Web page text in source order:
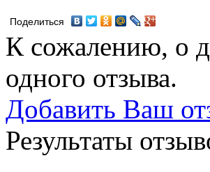
Поделиться
К сожалению, о
одного отзыва.
Добавить Ваш
Результаты